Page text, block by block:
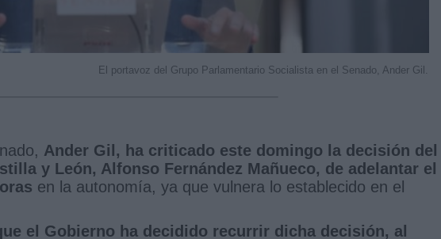
El portavoz del Grupo Parlamentario Socialista en el Senado, Ander Gil.
Ander Gil, ha criticado este domingo la decisión del
y León, Alfonso Fernández Mañueco, de adelantar el
en la autonomía, ya que vulnera lo establecido en el
el Gobierno ha decidido recurrir dicha decisión, al